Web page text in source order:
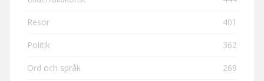
Resor 401
Politik 362
Ord och språk 269